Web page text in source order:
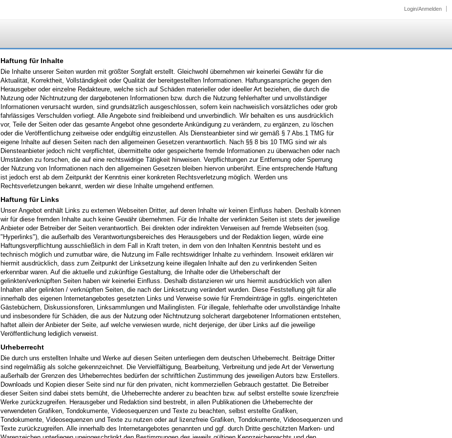
Login/Anmelden
Haftung für Inhalte
Die Inhalte unserer Seiten wurden mit größter Sorgfalt erstellt. Gleichwohl übernehmen wir keinerlei Gewähr für die
Aktualität, Korrektheit, Vollständigkeit oder Qualität der bereitgestellten Informationen. Haftungsansprüche gegen den
Herausgeber oder einzelne Redakteure, welche sich auf Schäden materieller oder ideeller Art beziehen, die durch die
Nutzung oder Nichtnutzung der dargebotenen Informationen bzw. durch die Nutzung fehlerhafter und unvollständiger
Informationen verursacht wurden, sind grundsätzlich ausgeschlossen, sofern kein nachweislich vorsätzliches oder grob
fahrlässiges Verschulden vorliegt. Alle Angebote sind freibleibend und unverbindlich. Wir behalten es uns ausdrücklich
vor, Teile der Seiten oder das gesamte Angebot ohne gesonderte Ankündigung zu verändern, zu ergänzen, zu löschen
oder die Veröffentlichung zeitweise oder endgültig einzustellen. Als Diensteanbieter sind wir gemäß § 7 Abs.1 TMG für
eigene Inhalte auf diesen Seiten nach den allgemeinen Gesetzen verantwortlich. Nach §§ 8 bis 10 TMG sind wir als
Diensteanbieter jedoch nicht verpflichtet, übermittelte oder gespeicherte fremde Informationen zu überwachen oder nach
Umständen zu forschen, die auf eine rechtswidrige Tätigkeit hinweisen. Verpflichtungen zur Entfernung oder Sperrung
der Nutzung von Informationen nach den allgemeinen Gesetzen bleiben hiervon unberührt. Eine entsprechende Haftung
ist jedoch erst ab dem Zeitpunkt der Kenntnis einer konkreten Rechtsverletzung möglich. Werden uns
Rechtsverletzungen bekannt, werden wir diese Inhalte umgehend entfernen.
Haftung für Links
Unser Angebot enthält Links zu externen Webseiten Dritter, auf deren Inhalte wir keinen Einfluss haben. Deshalb können
wir für diese fremden Inhalte auch keine Gewähr übernehmen. Für die Inhalte der verlinkten Seiten ist stets der jeweilige
Anbieter oder Betreiber der Seiten verantwortlich. Bei direkten oder indirekten Verweisen auf fremde Webseiten (sog.
"Hyperlinks"), die außerhalb des Verantwortungsbereiches des Herausgebers und der Redaktion liegen, würde eine
Haftungsverpflichtung ausschließlich in dem Fall in Kraft treten, in dem von den Inhalten Kenntnis besteht und es
technisch möglich und zumutbar wäre, die Nutzung im Falle rechtswidriger Inhalte zu verhindern. Insoweit erklären wir
hiermit ausdrücklich, dass zum Zeitpunkt der Linksetzung keine illegalen Inhalte auf den zu verlinkenden Seiten
erkennbar waren. Auf die aktuelle und zukünftige Gestaltung, die Inhalte oder die Urheberschaft der
gelinkten/verknüpften Seiten haben wir keinerlei Einfluss. Deshalb distanzieren wir uns hiermit ausdrücklich von allen
Inhalten aller gelinkten / verknüpften Seiten, die nach der Linksetzung verändert wurden. Diese Feststellung gilt für alle
innerhalb des eigenen Internetangebotes gesetzten Links und Verweise sowie für Fremdeinträge in ggfls. eingerichteten
Gästebüchern, Diskussionsforen, Linksammlungen und Mailinglisten. Für illegale, fehlerhafte oder unvollständige Inhalte
und insbesondere für Schäden, die aus der Nutzung oder Nichtnutzung solcherart dargebotener Informationen entstehen,
haftet allein der Anbieter der Seite, auf welche verwiesen wurde, nicht derjenige, der über Links auf die jeweilige
Veröffentlichung lediglich verweist.
Urheberrecht
Die durch uns erstellten Inhalte und Werke auf diesen Seiten unterliegen dem deutschen Urheberrecht. Beiträge Dritter
sind regelmäßig als solche gekennzeichnet. Die Vervielfältigung, Bearbeitung, Verbreitung und jede Art der Verwertung
außerhalb der Grenzen des Urheberrechtes bedürfen der schriftlichen Zustimmung des jeweiligen Autors bzw. Erstellers.
Downloads und Kopien dieser Seite sind nur für den privaten, nicht kommerziellen Gebrauch gestattet. Die Betreiber
dieser Seiten sind dabei stets bemüht, die Urheberrechte anderer zu beachten bzw. auf selbst erstellte sowie lizenzfreie
Werke zurückzugreifen. Herausgeber und Redaktion sind bestrebt, in allen Publikationen die Urheberrechte der
verwendeten Grafiken, Tondokumente, Videosequenzen und Texte zu beachten, selbst erstellte Grafiken,
Tondokumente, Videosequenzen und Texte zu nutzen oder auf lizenzfreie Grafiken, Tondokumente, Videosequenzen und
Texte zurückzugreifen. Alle innerhalb des Internetangebotes genannten und ggf. durch Dritte geschützten Marken- und